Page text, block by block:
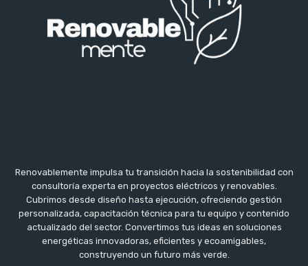
Renovablemente impulsa tu transición hacia la sostenibilidad con
consultoría experta en proyectos eléctricos y renovables.
Cubrimos desde diseño hasta ejecución, ofreciendo gestión
personalizada, capacitación técnica para tu equipo y contenido
actualizado del sector. Convertimos tus ideas en soluciones
energéticas innovadoras, eficientes y ecoamigables,
construyendo un futuro más verde.